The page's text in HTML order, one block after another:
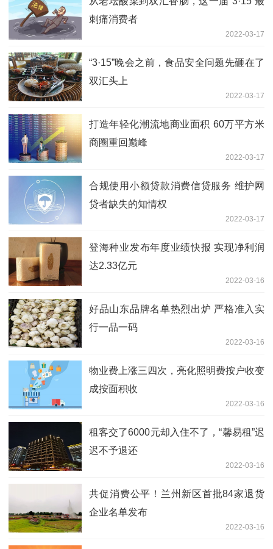
刺痛消费者
2022-03-17
“3·15”晚会之前，食品安全问题先砸在了
双汇头上
2022-03-17
打造年轻化潮流地商业面积 60万平方米
商圈重回巅峰
2022-03-17
合规使用小额贷款消费信贷服务 维护网
贷者缺失的知情权
2022-03-17
登海种业发布年度业绩快报 实现净利润
达2.33亿元
2022-03-16
好品山东品牌名单热烈出炉 严格准入实
行一品一码
2022-03-16
物业费上涨三四次，亮化照明费按户收变
成按面积收
2022-03-16
租客交了6000元却入住不了，“馨易租”迟
迟不予退还
2022-03-16
共促消费公平！兰州新区首批84家退货
企业名单发布
2022-03-16